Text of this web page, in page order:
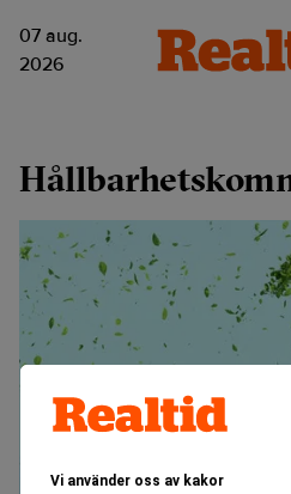
Vi använder oss av kakor
07 aug.
2026